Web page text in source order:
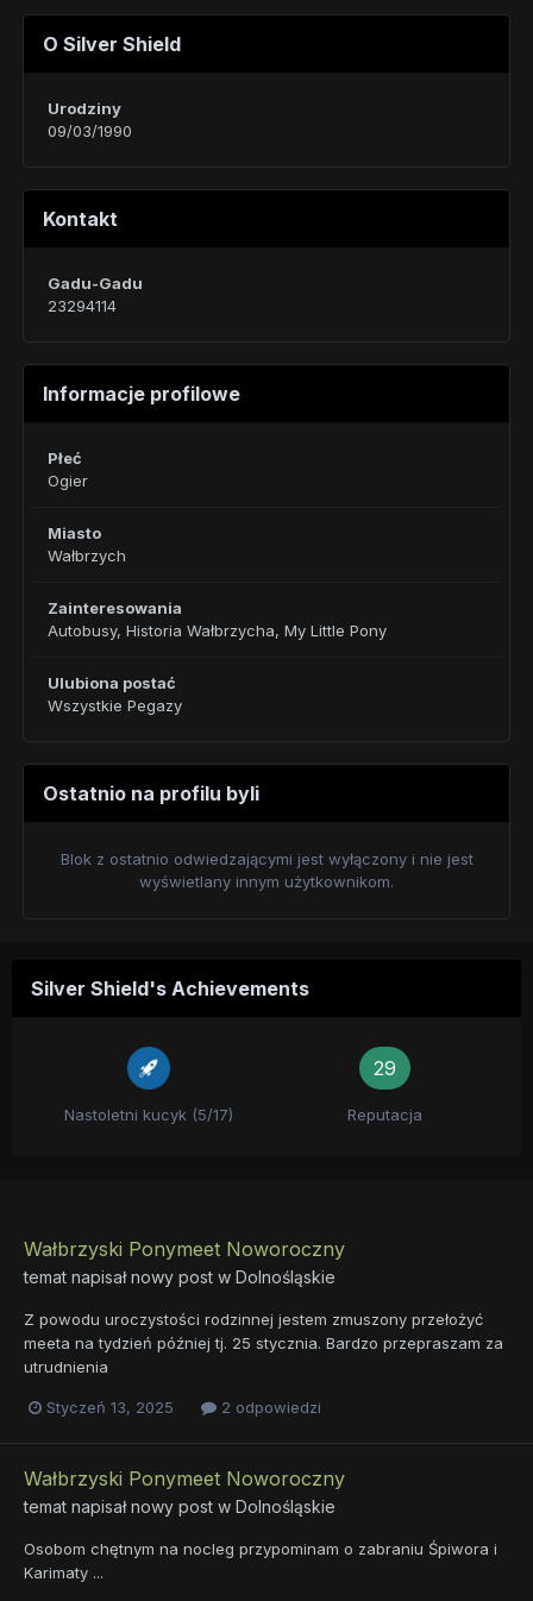
O Silver Shield
Urodziny
09/03/1990
Kontakt
Gadu-Gadu
23294114
Informacje profilowe
Płeć
Ogier
Miasto
Wałbrzych
Zainteresowania
Autobusy, Historia Wałbrzycha, My Little Pony
Ulubiona postać
Wszystkie Pegazy
Ostatnio na profilu byli
Blok z ostatnio odwiedzającymi jest wyłączony i nie jest
wyświetlany innym użytkownikom.
Silver Shield's Achievements
Nastoletni kucyk (5/17)
29
Reputacja
Wałbrzyski Ponymeet Noworoczny
temat napisał nowy post w Dolnośląskie
Z powodu uroczystości rodzinnej jestem zmuszony przełożyć
meeta na tydzień później tj. 25 stycznia. Bardzo przepraszam za
utrudnienia
Styczeń 13, 2025 2 odpowiedzi
Wałbrzyski Ponymeet Noworoczny
temat napisał nowy post w Dolnośląskie
Osobom chętnym na nocleg przypominam o zabraniu Śpiwora i
Karimaty ...